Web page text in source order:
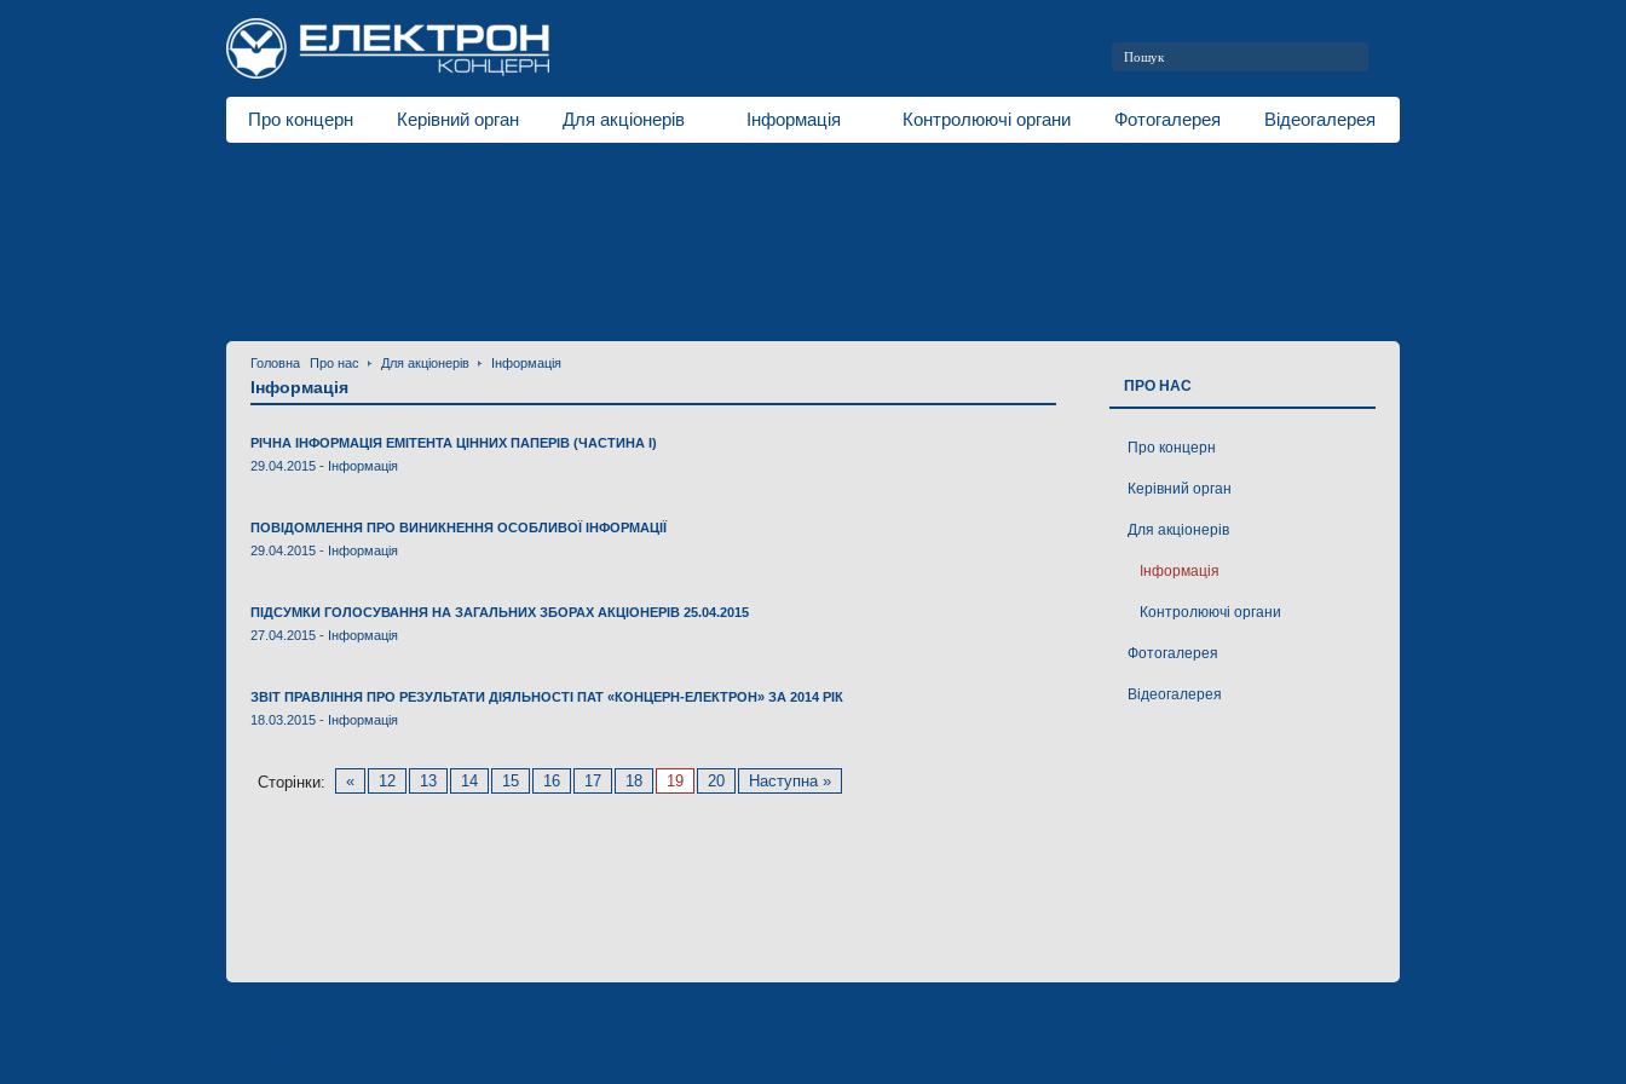
Про концерн Керівний орган Для акціонерів Інформація Контролюючі органи Фотогалерея
Відеогалерея
Головна Про нас Для акціонерів Інформація
Інформація
РІЧНА ІНФОРМАЦІЯ ЕМІТЕНТА ЦІННИХ ПАПЕРІВ (ЧАСТИНА І)
29.04.2015 - Інформація
ПОВІДОМЛЕННЯ ПРО ВИНИКНЕННЯ ОСОБЛИВОЇ ІНФОРМАЦІЇ
29.04.2015 - Інформація
ПІДСУМКИ ГОЛОСУВАННЯ НА ЗАГАЛЬНИХ ЗБОРАХ АКЦІОНЕРІВ 25.04.2015
27.04.2015 - Інформація
ЗВІТ ПРАВЛІННЯ ПРО РЕЗУЛЬТАТИ ДІЯЛЬНОСТІ ПАТ «КОНЦЕРН-ЕЛЕКТРОН» ЗА 2014 РІК
18.03.2015 - Інформація
Сторінки: « 12 13 14 15 16 17 18 19 20 Наступна »
ПРО НАС
Про концерн
Керівний орган
Для акціонерів
Інформація
Контролюючі органи
Фотогалерея
Відеогалерея